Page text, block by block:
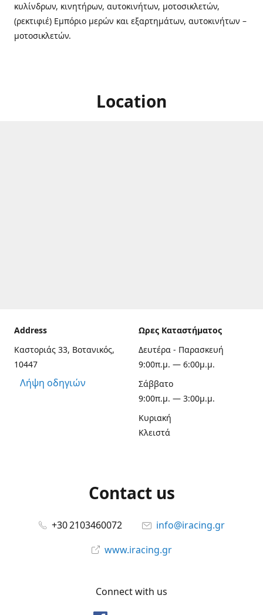
κυλίνδρων, κινητήρων, αυτοκινήτων, μοτοσικλετών,
(ρεκτιφιέ) Εμπόριο μερών και εξαρτημάτων, αυτοκινήτων –
μοτοσικλετών.
Location
Address
Καστοριάς 33, Βοτανικός,
10447
Λήψη οδηγιών
Ωρες Καταστήματος
Δευτέρα - Παρασκευή
9:00π.μ. — 6:00μ.μ.
Σάββατο
9:00π.μ. — 3:00μ.μ.
Κυριακή
Κλειστά
Contact us
+30 2103460072
info@iracing.gr
www.iracing.gr
Connect with us